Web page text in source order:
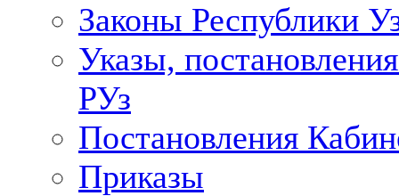
Законы Республики
Указы,
РУз
Постановления
Приказы